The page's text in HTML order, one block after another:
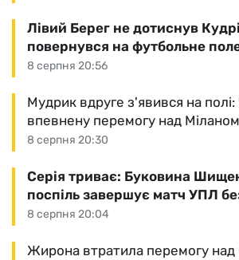
8 серпня 20:56
Лівий Берег не дотиснув
повернувся на футбольне
8 серпня 20:30
Мудрик вдруге з'явився на полі:
впевнену перемогу над
8 серпня 20:04
Серія триває: Буковина
поспіль завершує матч УПЛ
Жирона втратила перемогу над